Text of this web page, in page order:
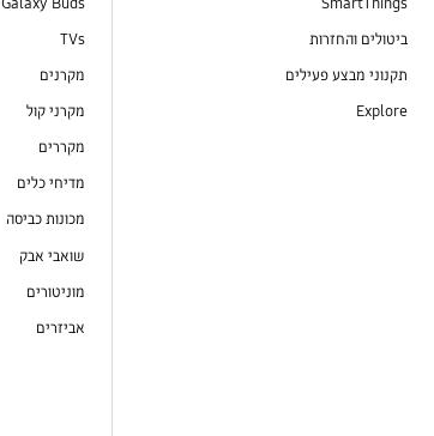
ביטולים והחזרות
תקנוני מבצע פעילים
Explore
TVs
מקרנים
מקרני קול
מקררים
מדיחי כלים
מכונות כביסה
שואבי אבק
מוניטורים
אביזרים